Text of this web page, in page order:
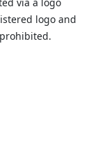
logo and